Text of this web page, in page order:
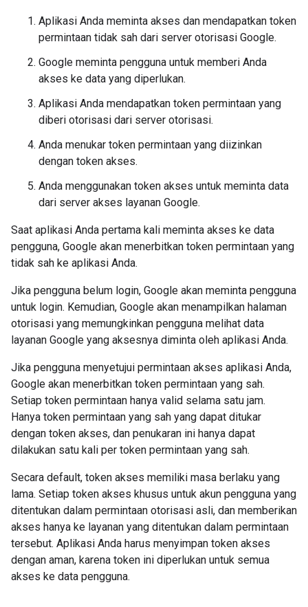
Aplikasi Anda meminta akses dan mendapatkan token
permintaan tidak sah dari server otorisasi Google.
Google meminta pengguna untuk memberi Anda
akses ke data yang diperlukan.
Aplikasi Anda mendapatkan token permintaan yang
diberi otorisasi dari server otorisasi.
Anda menukar token permintaan yang diizinkan
dengan token akses.
Anda menggunakan token akses untuk meminta data
dari server akses layanan Google.
Saat aplikasi Anda pertama kali meminta akses ke data
pengguna, Google akan menerbitkan token permintaan yang
tidak sah ke aplikasi Anda.
Jika pengguna belum login, Google akan meminta pengguna
untuk login. Kemudian, Google akan menampilkan halaman
otorisasi yang memungkinkan pengguna melihat data
layanan Google yang aksesnya diminta oleh aplikasi Anda.
Jika pengguna menyetujui permintaan akses aplikasi Anda,
Google akan menerbitkan token permintaan yang sah.
Setiap token permintaan hanya valid selama satu jam.
Hanya token permintaan yang sah yang dapat ditukar
dengan token akses, dan penukaran ini hanya dapat
dilakukan satu kali per token permintaan yang sah.
Secara default, token akses memiliki masa berlaku yang
lama. Setiap token akses khusus untuk akun pengguna yang
ditentukan dalam permintaan otorisasi asli, dan memberikan
akses hanya ke layanan yang ditentukan dalam permintaan
tersebut. Aplikasi Anda harus menyimpan token akses
dengan aman, karena token ini diperlukan untuk semua
akses ke data pengguna.